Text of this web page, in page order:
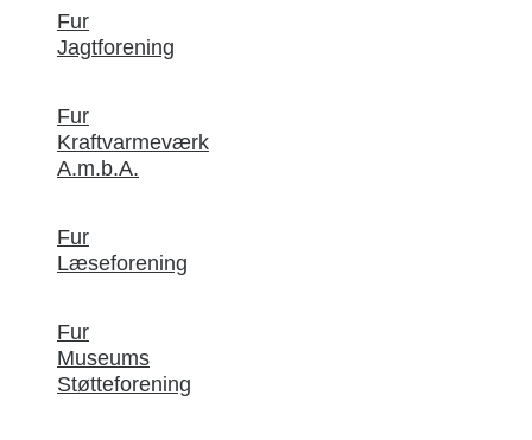
Fur
Jagtforening
Fur
Kraftvarmeværk
A.m.b.A.
Fur
Læseforening
Fur
Museums
Støtteforening